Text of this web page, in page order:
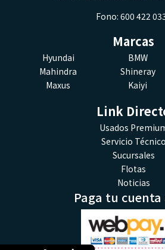
Fono: 600 422
Marcas
Hyundai BMW
Mahindra
Shineray
Maxus
Kaiyi
Link
Usados
Servicio Técnico
Sucursales
Flotas
Noticias
Paga tu